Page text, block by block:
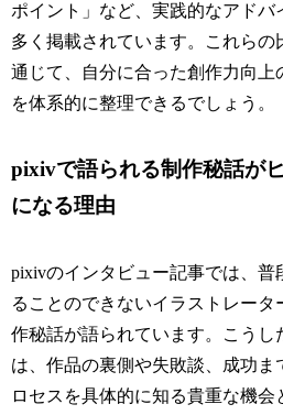
ポイント」など、実践的なアドバ
多く掲載されています。これらの
通じて、自分に合った創作力向上
を体系的に整理できるでしょう。
pixivで語られる制作秘話が
になる理由
pixivのインタビュー記事では、普
ることのできないイラストレータ
作秘話が語られています。こうし
は、作品の裏側や失敗談、成功ま
ロセスを具体的に知る貴重な機会